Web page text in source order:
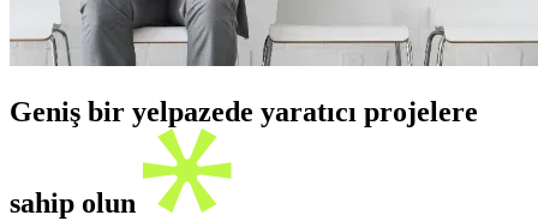
Geniş bir yelpazede yaratıcı projelere
sahip olun